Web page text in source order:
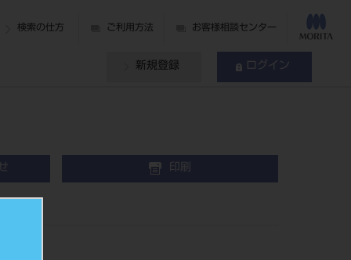
検索の仕方 ご利用方法 お客様相談センター
新規登録 ログイン
印刷